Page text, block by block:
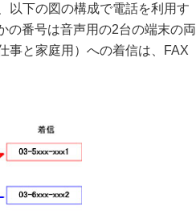
以下の図の構成で電話を利用す
の番号は音声用の2台の端末の両
事と家庭用）への着信は、FAX